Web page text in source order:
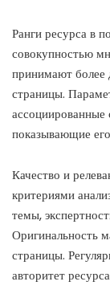
Ранги ресурса в
совокупностью
принимают более
страницы.
показывающие
Качество и
критериями
темы,
Оригинальность
страницы.
авторитет